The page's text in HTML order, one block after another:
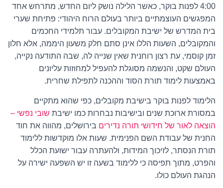
4:00 לפנות בוקר, כאשר הלילה נושק ליום החדש, מתרחש אחד
המפגשים העוצמתיים ביותר בעולם הרוח היהודי: פתיחת שערי
בית המדרש של ישיבת המקובלים. עבור תלמידי החכמים
והמקובלים, השעות הללו אינן סתם חלק משעון היממה, אלא חלון
זמן קוסמי, עת רצון רוחנית שאין שנייה לה, שבה התודעה נקייה,
העולם שקט, והנשמה מסוגלת להעפיל למחוזות עליונים
באמצעות לימוד תורת הסוד וההכנה לתפילת שחרית.
הלימוד לפנות בוקר בישיבת מקובלים, כפי שהוא מתקיים
במסורת ארוכת שנים ובישיבות נבחרות כמו ישיבת שובי נפשי –
הוצאה לאור של חידושי תורה נדירים בירושלים, מהווה את חוד
החנית של עבודת השם הפנימית. שעות אלו מוקדשות ללימוד
תורת הנסתר, לזיכוך המידות, ולהעתרה עבור ישועת הכלל
והפרט, מתוך תפיסה כי ללימוד בשעה זו יש השפעה ישירה על
הנהגת העולם כולו.